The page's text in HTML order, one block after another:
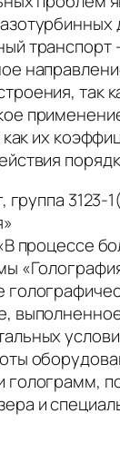
транспорт
так
как их
группа 3123-
процессе
голограмм,
и